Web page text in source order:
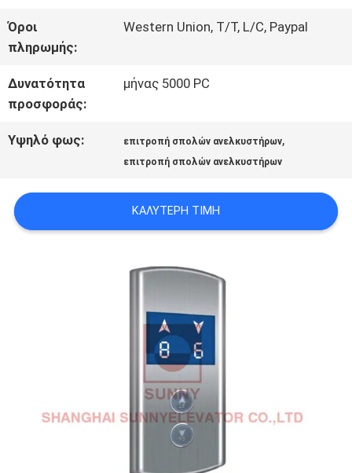
ΜΕ
ΕΙΔΉΣΕΙΣ
ΠΕΡΙΠΤΏΣΕΙΣ
SITEMAP
Όροι
πληρωμής:
Western Union, T/T, L/C, Paypal
Δυνατότητα
προσφοράς:
μήνας 5000 PC
Υψηλό φως: επιτροπή σπολών ανελκυστήρων,
επιτροπή σπολών ανελκυστήρων
ΚΑΛΎΤΕΡΗ ΤΙΜΉ